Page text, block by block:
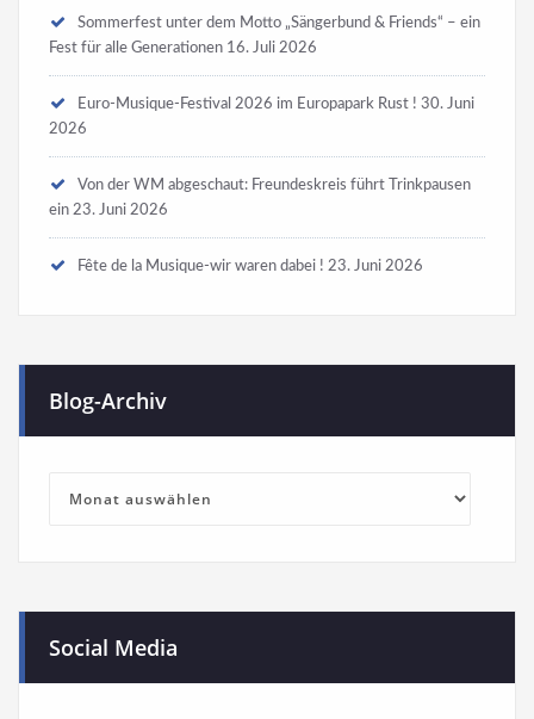
Sommerfest unter dem Motto „Sängerbund & Friends“ – ein
Fest für alle Generationen 16. Juli 2026
Euro-Musique-Festival 2026 im Europapark Rust ! 30. Juni
2026
Von der WM abgeschaut: Freundeskreis führt Trinkpausen
ein 23. Juni 2026
Fête de la Musique-wir waren dabei ! 23. Juni 2026
Blog-Archiv
Archiv
Social Media